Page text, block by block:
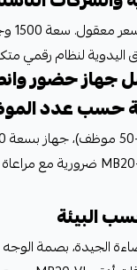
لنظام رقمي
جهاز حضور
حسب عدد
البيئة
الجيدة، بصمة